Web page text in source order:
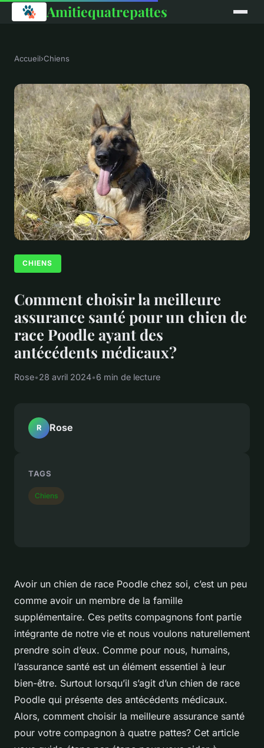
Amitiequatrepattes
Accueil›Chiens
CHIENS
Comment choisir la meilleure
assurance santé pour un chien de
race Poodle ayant des
antécédents médicaux?
Rose•28 avril 2024•6 min de lecture
Avoir un chien de race Poodle chez soi, c’est un peu
comme avoir un membre de la famille
supplémentaire. Ces petits compagnons font partie
intégrante de notre vie et nous voulons naturellement
prendre soin d’eux. Comme pour nous, humains,
l’assurance santé est un élément essentiel à leur
bien-être. Surtout lorsqu’il s’agit d’un chien de race
Poodle qui présente des antécédents médicaux.
Alors, comment choisir la meilleure assurance santé
pour votre compagnon à quatre pattes? Cet article
R Rose
TAGS
Chiens